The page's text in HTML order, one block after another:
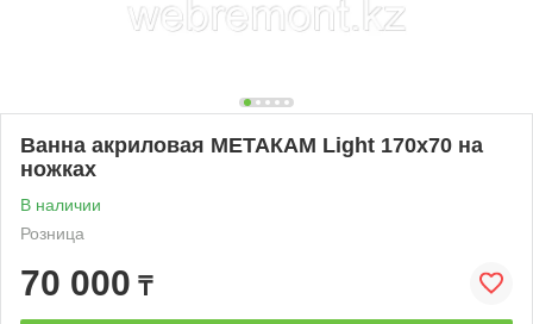
Ванна акриловая МЕТАКАМ Light 170х70 на
ножках
В наличии
Розница
70 000 ₸